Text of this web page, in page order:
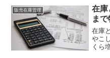
験版
販売在庫管理
在庫
ま
在庫
やこ
くら